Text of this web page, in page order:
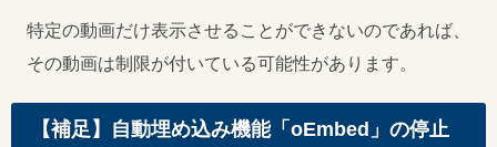
特定の動画だけ表示させることができないのであれば、
その動画は制限が付いている可能性があります。
【補足】自動埋め込み機能「oEmbed」の停止